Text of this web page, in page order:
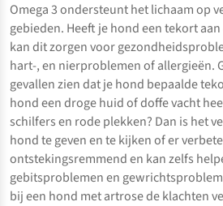
Omega 3 ondersteunt het lichaam op
gebieden. Heeft je hond een tekort
kan dit zorgen voor
hart-, en nierproblemen of allergieën.
gevallen zien dat je hond bepaalde
hond een droge huid of doffe vacht
schilfers en rode plekken? Dan is het
hond te geven en te kijken of er
ontstekingsremmend en kan zelfs
gebitsproblemen en
bij een hond met artrose de klachten